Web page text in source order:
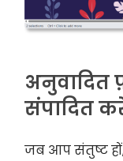
अनुवादित
संपादित
जब आप संतुष्ट